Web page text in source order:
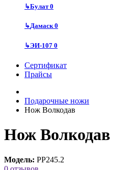
↳Булат0
↳Дамаск0
↳ЭИ-107 0
Сертификат
Прайсы
Подарочные ножи
Нож Волкодав
Нож Волкодав
Модель: РР245.2